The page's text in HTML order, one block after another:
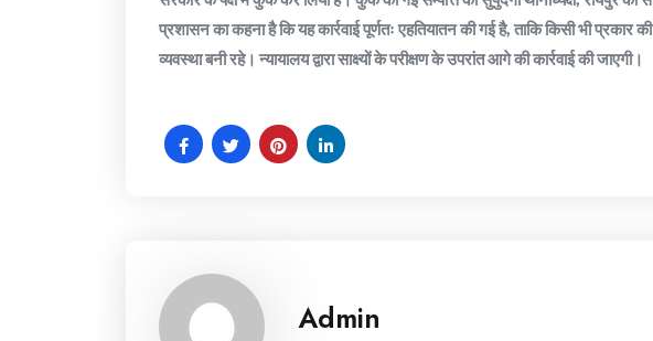
प्रशासन का कहना है कि यह कार्रवाई पूर्णतः एहतियातन की गई है, ताकि किसी भी
व्यवस्था बनी रहे। न्यायालय द्वारा साक्ष्यों के परीक्षण के उपरांत आगे की कार्रवाई की जाएगी।
Admin